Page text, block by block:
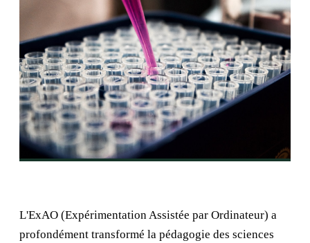
L'ExAO (Expérimentation Assistée par Ordinateur) a
profondément transformé la pédagogie des sciences